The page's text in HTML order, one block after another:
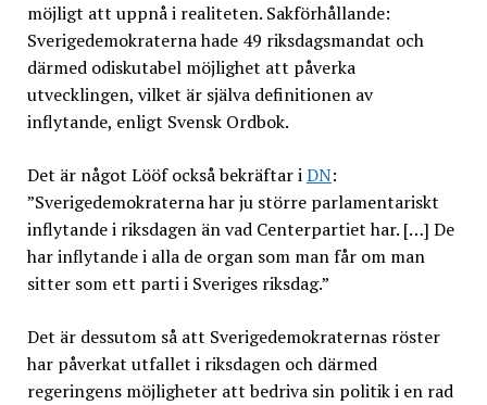
möjligt att uppnå i realiteten. Sakförhållande:
Sverigedemokraterna hade 49 riksdagsmandat och
därmed odiskutabel möjlighet att påverka
utvecklingen, vilket är själva definitionen av
inflytande, enligt Svensk Ordbok.
Det är något Lööf också bekräftar iDN:
”Sverigedemokraterna har ju större parlamentariskt
inflytande i riksdagen än vad Centerpartiet har. […] De
har inflytande i alla de organ som man får om man
sitter som ett parti i Sveriges riksdag.”
Det är dessutom så att Sverigedemokraternas röster
har påverkat utfallet i riksdagen och därmed
regeringens möjligheter att bedriva sin politik i en rad